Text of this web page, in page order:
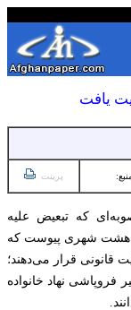
یافت
پرینت
که تبعیض علیه
هشت شهری پیوست که
قانونی قرار می‌دهند؛
نهاد خانواده